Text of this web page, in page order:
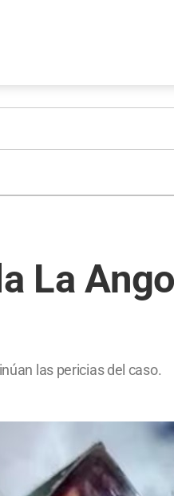
La
las pericias del caso.